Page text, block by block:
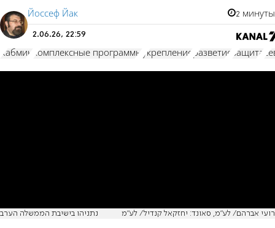
Йоссеф Йак 2 минуты
2.06.26, 22:59
Кабмин комплексные программы укрепление разветие защита
נתניהו בישיבת הממשלה הערב רועי אברהם/ לע״מ, סאונד: יחזקאל קנדיל/ לע״מ